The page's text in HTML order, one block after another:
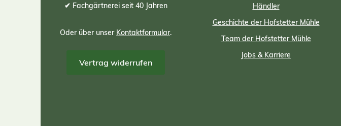
✔ Fachgärtnerei seit 40 Jahren
Oder über unser Kontaktformular.
Vertrag widerrufen
Händler
Geschichte der Hofstetter Mühle
Team der Hofstetter Mühle
Jobs & Karriere